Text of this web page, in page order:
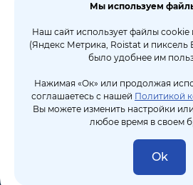
Мы используем
Наш сайт использует файлы cookie
(Яндекс Метрика, Roistat и пиксель
было удобнее им
Нажимая «Ок» или продолжая
соглашаетесь с нашей Политикой
Вы можете изменить настройки
любое время в своем
Ok